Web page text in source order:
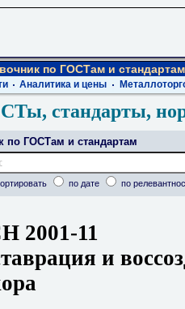
по ГОСТам и стандартам
Аналитика и цены
стандарты,
по ГОСТам и стандартам
по дате по
2001-11
и